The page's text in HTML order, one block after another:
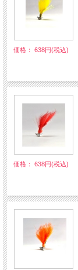
価格： 638円(税込)
価格： 638円(税込)